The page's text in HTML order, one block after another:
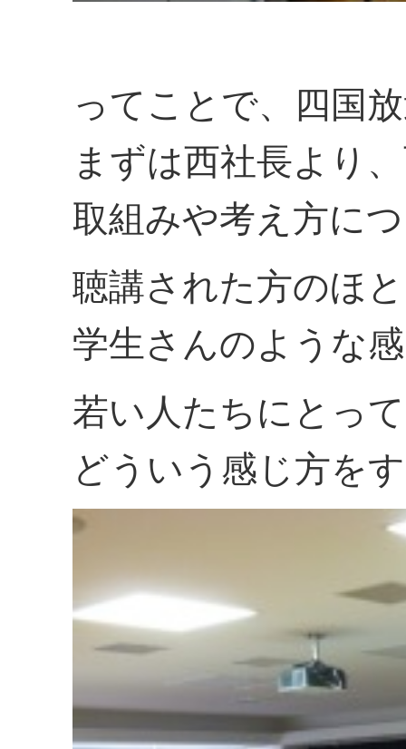
ってことで、四国
まずは西社長より
取組みや考え方に
聴講された方のほ
学生さんのような
若い人たちにとっ
どういう感じ方を